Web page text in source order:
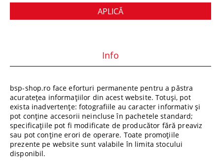
Info
bsp-shop.ro face eforturi permanente pentru a păstra
acuratețea informațiilor din acest website. Totuși, pot
exista inadvertențe: fotografiile au caracter informativ și
pot conține accesorii neincluse în pachetele standard;
specificațiile pot fi modificate de producător fără preaviz
sau pot conține erori de operare. Toate promoțiile
prezente pe website sunt valabile în limita stocului
disponibil.